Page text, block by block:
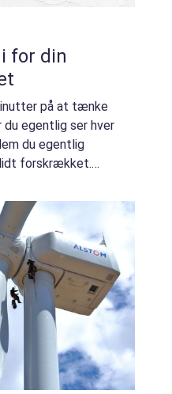
for din
på at tænke
du egentlig ser hver
du egentlig
forskrækket.
de virksomheder